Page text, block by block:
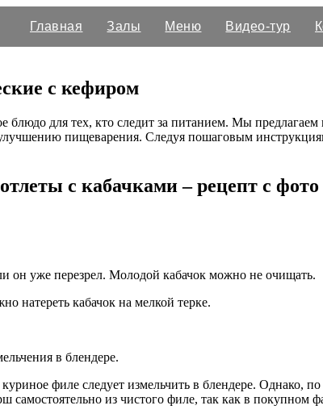
Главная Залы Меню Видео-тур
с кефиром
для тех, кто следит за питанием. Мы
пищеварения. Следуя пошаговым
с кабачками – рецепт с
он уже перезрел. Молодой кабачок можно не очищать.
натереть кабачок на мелкой терке.
в блендере.
филе следует измельчить в блендере.
самостоятельно из чистого филе, так как в покупном